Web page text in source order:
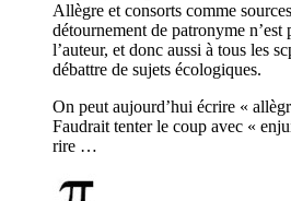
Allègre et consorts comme
détournement de patronyme
l’auteur, et donc aussi à tous les
débattre de sujets écologiques.
On peut aujourd’hui écrire «
Faudrait tenter le coup avec «
rire …